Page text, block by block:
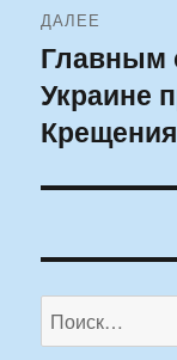
ДАЛЕЕ
Следующая
запись:
Главным
Украине
Искать: